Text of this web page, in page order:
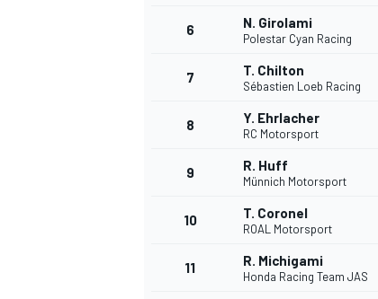
6 N. Girolami
Polestar Cyan Racing
7 T. Chilton
Sébastien Loeb Racing
8 Y. Ehrlacher
RC Motorsport
9 R. Huff
Münnich Motorsport
10 T. Coronel
ROAL Motorsport
11 R. Michigami
Honda Racing Team JAS